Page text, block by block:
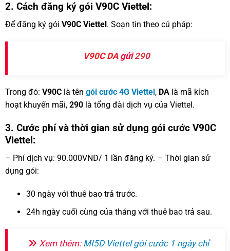
2. Cách đăng ký gói V90C Viettel:
Để đăng ký gói V90C Viettel. Soạn tin theo cú pháp:
V90C DA gửi290
Trong đó: V90C là tên gói cước 4G Viettel , DA là mã kích
hoạt khuyến mãi, 290 là tổng đài dịch vụ của Viettel.
3. Cước phí và thời gian sử dụng gói cước V90C
Viettel:
– Phí dịch vụ: 90.000VNĐ/ 1 lần đăng ký. – Thời gian sử
dụng gói:
30 ngày với thuê bao trả trước.
24h ngày cuối cùng của tháng với thuê bao trả sau.
Xem thêm: MI5D Viettel gói cước 1 ngày chỉ